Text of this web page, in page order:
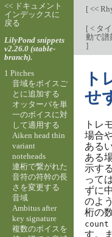
[<<
[< タ
動で譜
]
ト
せ
トレ
場合
ある
ある
示す
って
ずに
のよ
桁の
count
す。
<< ドキュメント
インデックスに
戻る
LilyPond snippets
v2.26.0 (stable-
branch).
1 Pitches
音域をボイスご
とに追加する
オッターバを単
一のボイスに対
して適用する
Aiken head thin
variant
noteheads
連桁で繋がれた
音符の符幹の長
さを変更する
音域
Ambitus after
key signature
複数のボイスを